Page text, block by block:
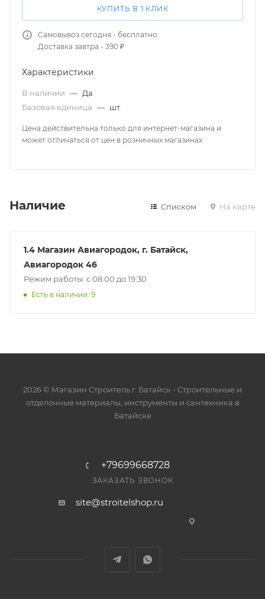
КУПИТЬ В 1 КЛИК
Самовывоз сегодня - бесплатно
Доставка завтра - 390 ₽
Характеристики
В наличии — Да
Базовая единица — шт
Цена действительна только для интернет-магазина и
может отличаться от цен в розничных магазинах
Наличие Списком На карте
1.4 Магазин Авиагородок, г. Батайск,
Авиагородок 46
Режим работы: с 08:00 до 19:30
Есть в наличии: 9
2026 © Магазин Строитель г. Батайск - Cтроительные и
отделочные материалы, инструменты и сантехника в
Батайске
+79699668728
ЗАКАЗАТЬ ЗВОНОК
site@stroitelshop.ru